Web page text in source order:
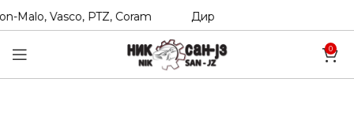
Vasco, PTZ, Coram Директни увозници на
0